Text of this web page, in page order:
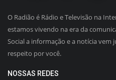
O Radião é Rádio e Televisão na
estamos vivendo na era da
Social a informação e a notícia
respeito por você.
NOSSAS REDES